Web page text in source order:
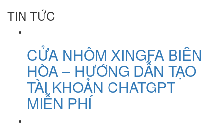
TIN TỨC
CỬA NHÔM XINGFA BIÊN
HÒA – HƯỚNG DẪN TẠO
TÀI KHOẢN CHATGPT
MIỄN PHÍ